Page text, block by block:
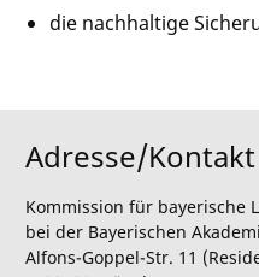
die nachhaltige
Adresse/Kontakt
Kommission für bayerische
bei der Bayerischen
Alfons-Goppel-Str. 11